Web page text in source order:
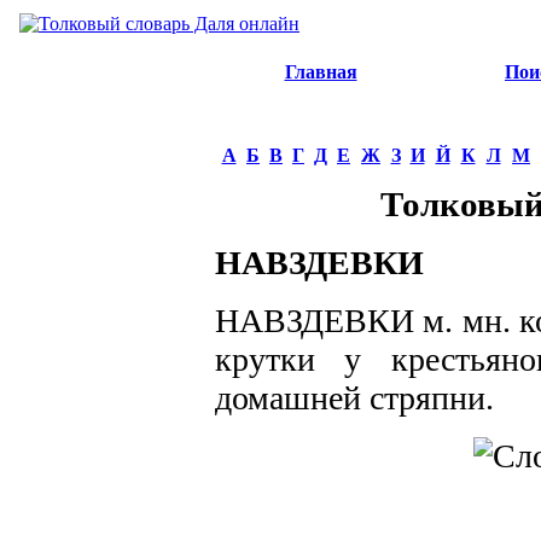
Главная
А Б В Г Д Е Ж З И Й К Л М
НАВЗДЕВКИ
НАВЗДЕВКИ м. мн.
крутки у
домашней стряпни.